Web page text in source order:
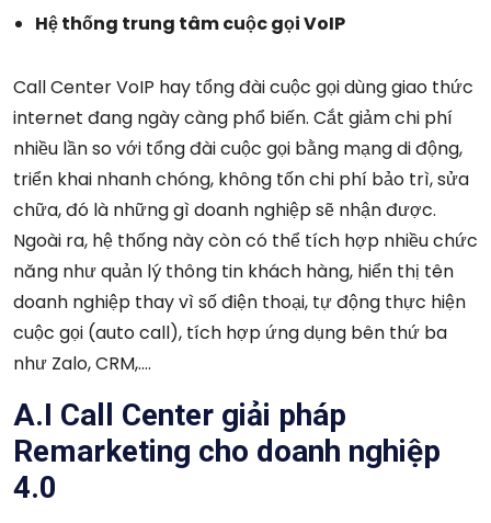
Hệ thống trung tâm cuộc gọi VoIP
Call Center VoIP hay tổng đài cuộc gọi dùng giao thức
internet đang ngày càng phổ biến. Cắt giảm chi phí
nhiều lần so với tổng đài cuộc gọi bằng mạng di động,
triển khai nhanh chóng, không tốn chi phí bảo trì, sửa
chữa, đó là những gì doanh nghiệp sẽ nhận được.
Ngoài ra, hệ thống này còn có thể tích hợp nhiều chức
năng như quản lý thông tin khách hàng, hiển thị tên
doanh nghiệp thay vì số điện thoại, tự động thực hiện
cuộc gọi (auto call), tích hợp ứng dụng bên thứ ba
như Zalo, CRM,….
A.I Call Center giải pháp
Remarketing cho doanh nghiệp
4.0